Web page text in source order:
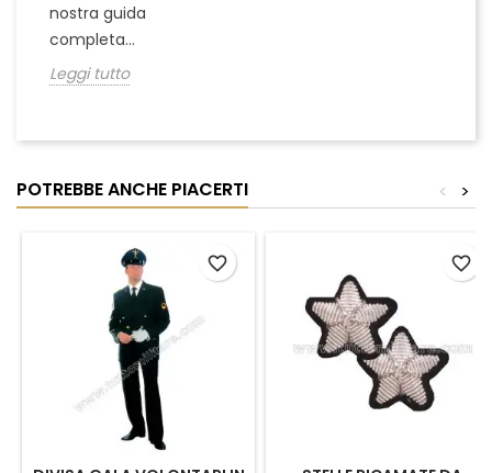
nostra guida
completa...
Leggi tutto
POTREBBE ANCHE PIACERTI >
<
favorite_border favorite_border